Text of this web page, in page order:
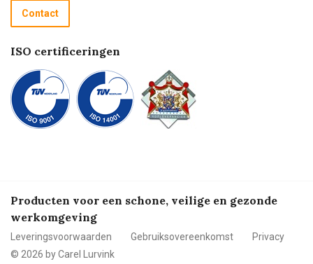
Recycle programma
Betalen
Contact
ISO certificeringen
Producten voor een schone, veilige en gezonde
werkomgeving
Leveringsvoorwaarden Gebruiksovereenkomst
Privacy
© 2026 by Carel Lurvink